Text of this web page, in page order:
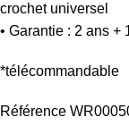
crochet universel
• Garantie : 2 ans +
*télécommandable
Référence